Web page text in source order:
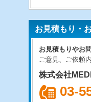
お見積もり・
お見積もりやお
ご意見、ご依頼
株式会社
03-